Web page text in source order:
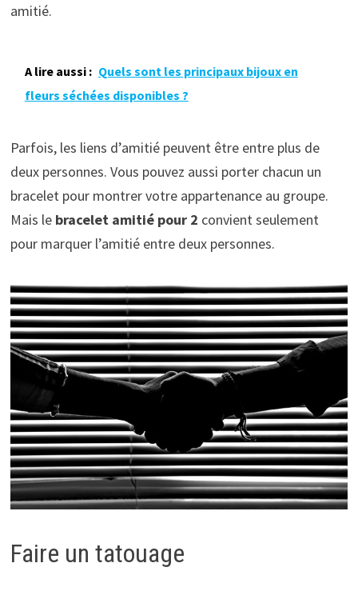
amitié.
A lire aussi : Quels sont les principaux bijoux en
fleurs séchées disponibles ?
Parfois, les liens d’amitié peuvent être entre plus de
deux personnes. Vous pouvez aussi porter chacun un
bracelet pour montrer votre appartenance au groupe.
Mais le bracelet amitié pour 2 convient seulement
pour marquer l’amitié entre deux personnes.
Faire un tatouage